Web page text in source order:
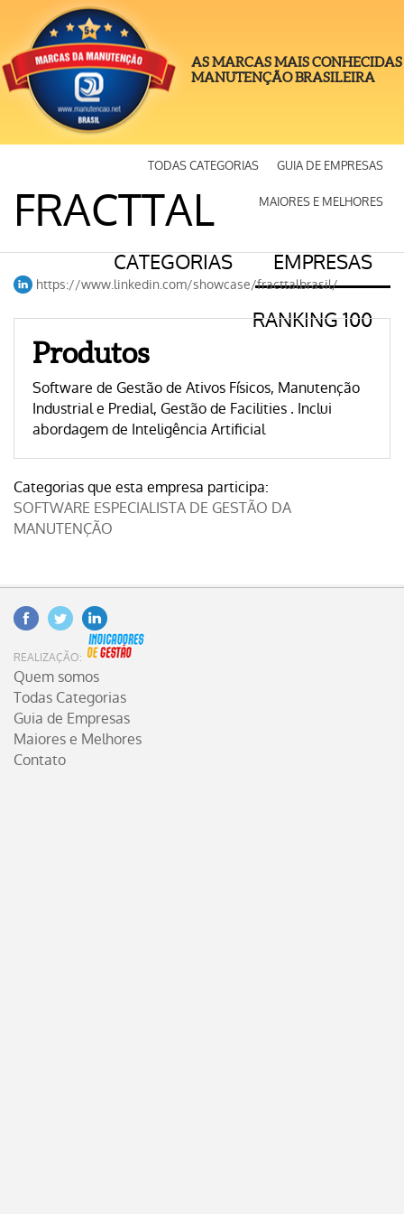
AS MARCAS MAIS
MANUTENÇÃO BRASILEIRA
TODAS CATEGORIAS GUIA DE EMPRESAS
MAIORES E MELHORES
CATEGORIAS EMPRESAS
RANKING 100
FRACTTAL
https://www.linkedin.com/showcase/fracttalbrasil/
Produtos
Software de Gestão de Ativos Físicos, Manutenção
Industrial e Predial, Gestão de Facilities . Inclui
abordagem de Inteligência Artificial
Categorias que esta empresa participa:
SOFTWARE ESPECIALISTA DE GESTÃO DA
MANUTENÇÃO
Facebook
Twitter
REALIZAÇÃO:
Quem somos
Todas Categorias
Guia de Empresas
Maiores e Melhores
Contato